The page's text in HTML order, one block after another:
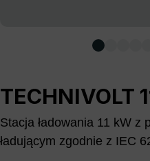
TECHNIVOLT
Stacja ładowania 11 kW z
ładującym zgodnie z IEC